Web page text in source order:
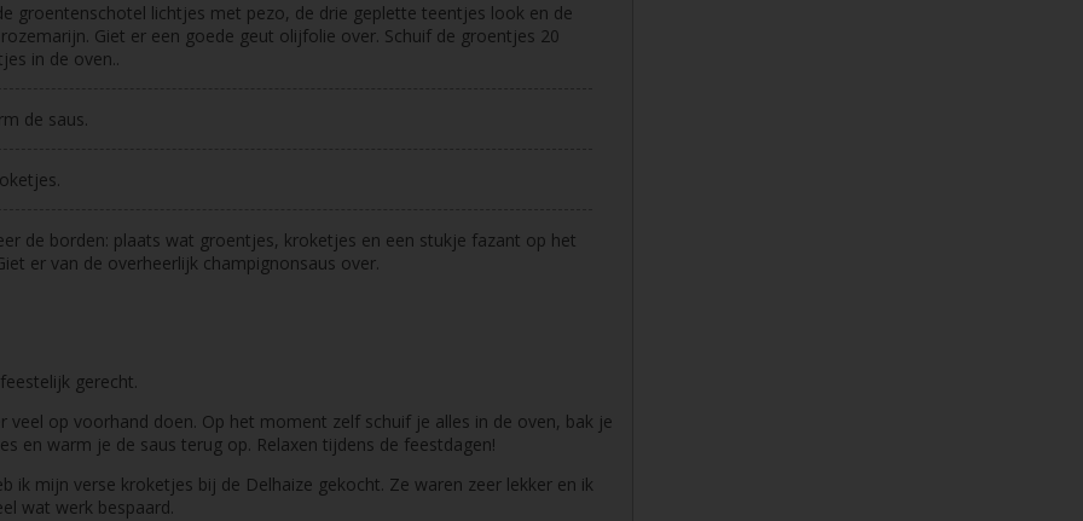
groentenschotel lichtjes met pezo, de drie geplette teentjes look en de
Giet er een goede geut olijfolie over. Schuif de groentjes 20
in de oven..
de saus.
de borden: plaats wat groentjes, kroketjes en een stukje fazant op het
er van de overheerlijk champignonsaus over.
gerecht.
veel op voorhand doen. Op het moment zelf schuif je alles in de oven, bak je
en warm je de saus terug op. Relaxen tijdens de feestdagen!
ik mijn verse kroketjes bij de Delhaize gekocht. Ze waren zeer lekker en ik
wat werk bespaard.